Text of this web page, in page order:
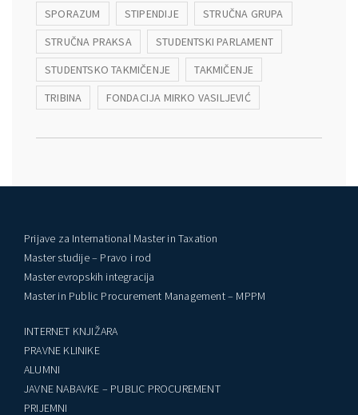
SPORAZUM
STIPENDIJE
STRUČNA GRUPA
STRUČNA PRAKSA
STUDENTSKI PARLAMENT
STUDENTSKO TAKMIČENJE
TAKMIČENJE
TRIBINA
FONDACIJA MIRKO VASILJEVIĆ
Prijave za International Master in Taxation
Master studije – Pravo i rod
Master evropskih integracija
Master in Public Procurement Management – MPPM
INTERNET KNJIŽARA
PRAVNE KLINIKE
ALUMNI
JAVNE NABAVKE – PUBLIC PROCUREMENT
PRIJEMNI